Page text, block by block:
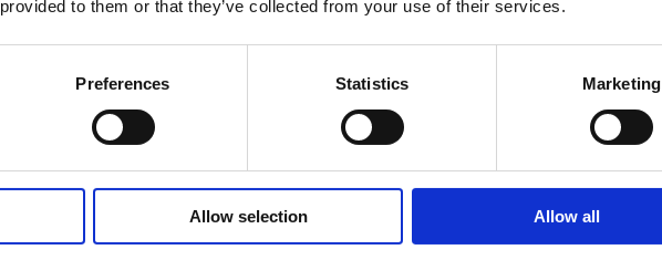
to them or that they’ve collected from your use of their services.
Preferences Statistics Marketing
Allow selection Allow all
mobilnymi
jest jednym z wielu aspektów
musi martwić się kierownik operacyjny.
zarządzania zasobami
mamy na myśli zarówno techników,